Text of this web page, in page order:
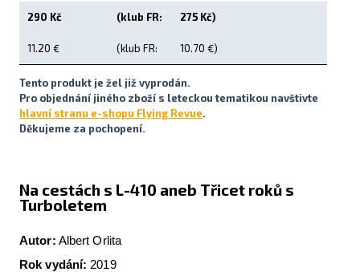
290 Kč
11.20 €
(klub FR: 275 Kč)
(klub FR: 10.70 €)
Tento produkt je žel již vyprodán.
Pro objednání jiného zboží s leteckou tematikou navštivte
hlavní stranu e-shopu Flying Revue.
Děkujeme za pochopení.
Na cestách s L-410 aneb Třicet roků s
Turboletem
Autor: Albert Orlita
Rok vydání: 2019
Inzerujte s námi
E-SHOP